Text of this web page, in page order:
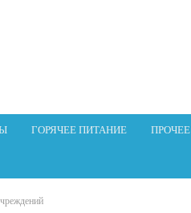
ГОРЯЧЕЕ ПИТАНИЕ ПРОЧЕЕ